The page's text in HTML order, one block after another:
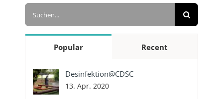
Suche
Popular Recent
Desinfektion@CDSC
13. Apr. 2020